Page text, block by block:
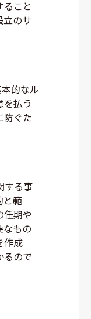
こと
立のサ
的なル
払う
防ぐた
する事
と範
任期や
なもの
作成
るので